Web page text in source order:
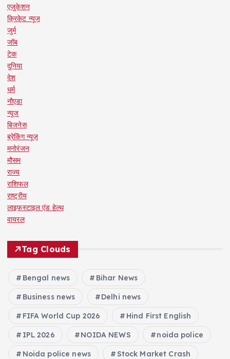
एजुकेशन
क्रिकेट न्यूज
जुर्म
जॉब
टेक
दुनिया
देश
धर्म
नौएडा
न्यूज
बिजनेस
ब्रेकिंग न्यूज़
मनोरंजन
मौसम
राज्य
राशिफल
राष्ट्रीय
लाइफस्टाइल एंड हेल्थ
वायरल
Tag Clouds
Bengal news Bihar News
Business news Delhi news
FIFA World Cup 2026 Hind First English
IPL 2026 NOIDA NEWS noida police
Noida police news Stock Market Crash